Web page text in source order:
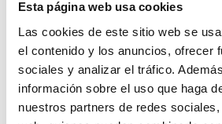
Esta página web usa cookies
Las cookies de este sitio web se
el contenido y los anuncios, ofrecer
sociales y analizar el tráfico.
información sobre el uso que haga
nuestros partners de redes
La presente
apertura de
presentación de
exclusivamente serán
las solicitudes
fijado en la convocatoria.